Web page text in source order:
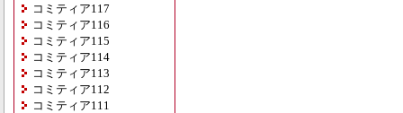
コミティア117
コミティア116
コミティア115
コミティア114
コミティア113
コミティア112
コミティア111